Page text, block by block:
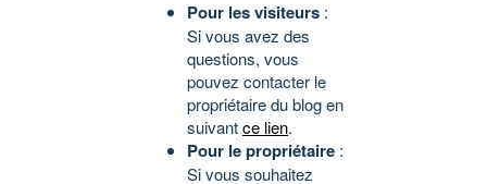
Pour les visiteurs :
Si vous avez des
questions, vous
pouvez contacter le
propriétaire du blog en
suivantce lien.
Pour le propriétaire :
Si vous souhaitez